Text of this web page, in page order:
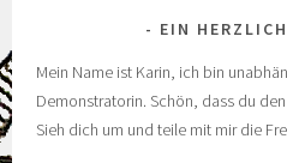
EIN
Mein Name ist Karin, ich bin
Demonstratorin. Schön, dass du
Sieh dich um und teile mit mir die